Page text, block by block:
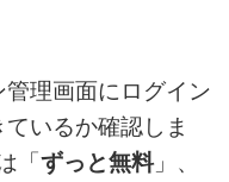
理画面にログイン
いるか確認しま
「ずっと無料」、